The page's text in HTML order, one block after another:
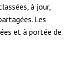
à jour,
Les
et à portée de